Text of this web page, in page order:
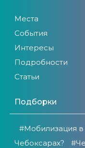
Места
События
Интересы
Подробности
Статьи
Подборки
#Мобилизация
Чебоксарах?